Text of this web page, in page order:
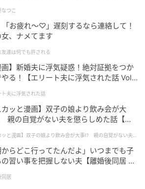
…。だらしなくも老けても見せない“大人の着こ
を揃え、セットアップ風に見せる
入りのシアーシャツジャケットと
み合わせなら、ラクな着心地と洗
立できます。シアー素材の軽やか
なつこ
お疲れ〜♡」遅刻するなら連絡して！
女、ナメてます
友達は何でも許される
画】新婚夫に浮気疑惑！絶対証拠をつか
やる！【エリート夫に浮気された話 Vol.
ト夫に浮気された話
カッと漫画】双子の娘より飲み会が大
親の自覚がない夫を懲らしめた話【第1
ッと漫画】双子の娘より飲み会が大事!? 親の自覚がない夫を
めた話
からどこ行ってたんだよ」いつまでも子
の習い事を把握しない夫【離婚後同居 Vo
同居